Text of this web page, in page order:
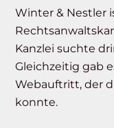
Winter & Nestler
Kanzlei suchte
Gleichzeitig gab
Webauftritt, der
konnte.